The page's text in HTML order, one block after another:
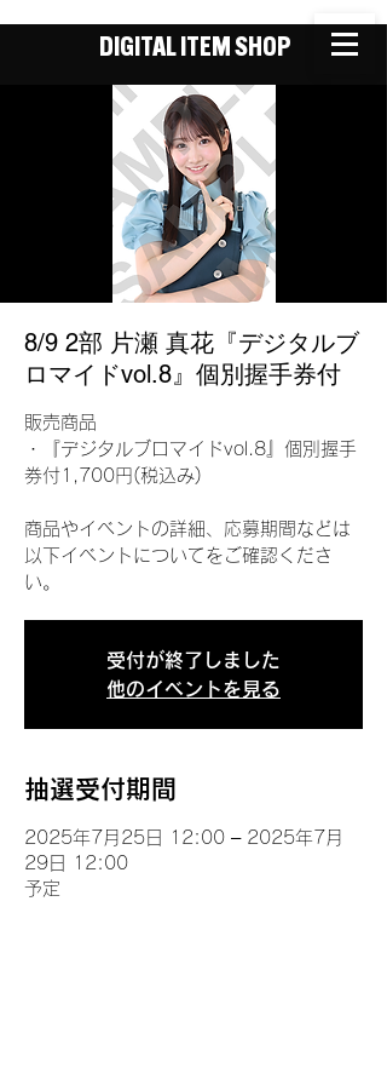
DIGITAL ITEM SHOP
8/9 2部 片瀬 真花『デジタルブ
ロマイドvol.8』個別握手券付
販売商品
・『デジタルブロマイドvol.8』個別握手
券付1,700円(税込み)
商品やイベントの詳細、応募期間などは
以下イベントについてをご確認くださ
い。
受付が終了しました
他のイベントを見る
抽選受付期間
2025年7月25日 12:00 – 2025年7月
29日 12:00
予定